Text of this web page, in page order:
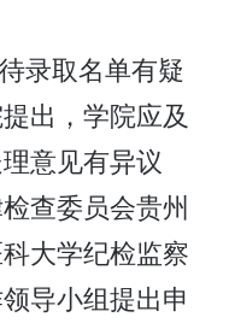
录取名单有疑
出，学院应及
意见有异议
查委员会贵州
大学纪检监察
导小组提出申